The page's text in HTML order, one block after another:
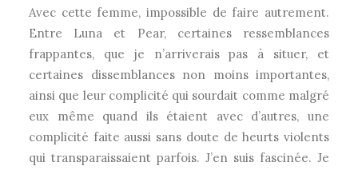
Avec cette femme, impossible de faire autrement.
Entre Luna et Pear, certaines ressemblances
frappantes, que je n’arriverais pas à situer, et
certaines dissemblances non moins importantes,
ainsi que leur complicité qui sourdait comme malgré
eux même quand ils étaient avec d’autres, une
complicité faite aussi sans doute de heurts violents
qui transparaissaient parfois. J’en suis fascinée. Je